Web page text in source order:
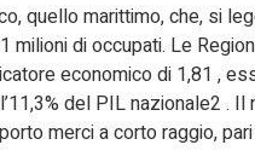
quello marittimo, che, si
milioni di occupati. Le
economico di 1,81 ,
del PIL nazionale2 .
merci a corto raggio,